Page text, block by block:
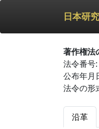
日本研
著作権法
法令番号
公布年月
法令の形
沿革